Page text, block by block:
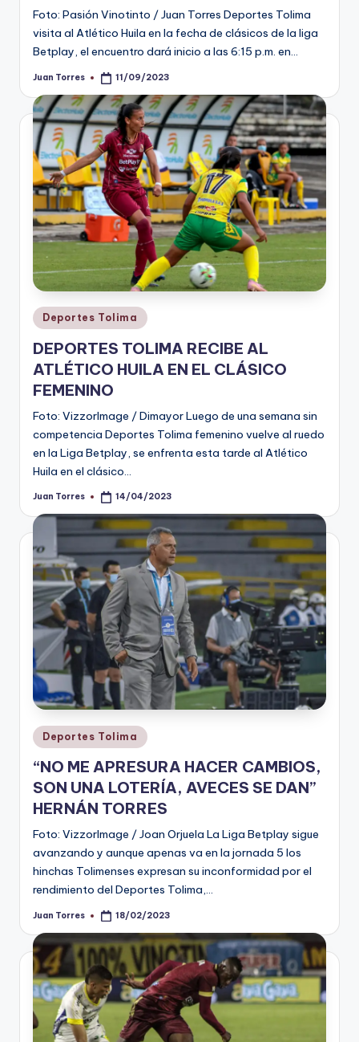
Foto: Pasión Vinotinto / Juan Torres Deportes Tolima
visita al Atlético Huila en la fecha de clásicos de la liga
Betplay, el encuentro dará inicio a las 6:15 p.m. en…
Publicado
Juan Torres 11/09/2023
Publicado
en
Deportes Tolima
DEPORTES TOLIMA RECIBE AL
ATLÉTICO HUILA EN EL CLÁSICO
FEMENINO
Foto: VizzorImage / Dimayor Luego de una semana sin
competencia Deportes Tolima femenino vuelve al ruedo
en la Liga Betplay, se enfrenta esta tarde al Atlético
Huila en el clásico…
Publicado
Juan Torres 14/04/2023
Publicado
en
Deportes Tolima
“NO ME APRESURA HACER CAMBIOS,
SON UNA LOTERÍA, AVECES SE DAN”
HERNÁN TORRES
Foto: VizzorImage / Joan Orjuela La Liga Betplay sigue
avanzando y aunque apenas va en la jornada 5 los
hinchas Tolimenses expresan su inconformidad por el
rendimiento del Deportes Tolima,…
Publicado
Juan Torres 18/02/2023